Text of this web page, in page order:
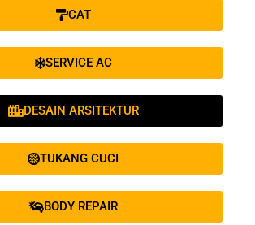
CAT
SERVICE AC
DESAIN ARSITEKTUR
TUKANG CUCI
BODY REPAIR